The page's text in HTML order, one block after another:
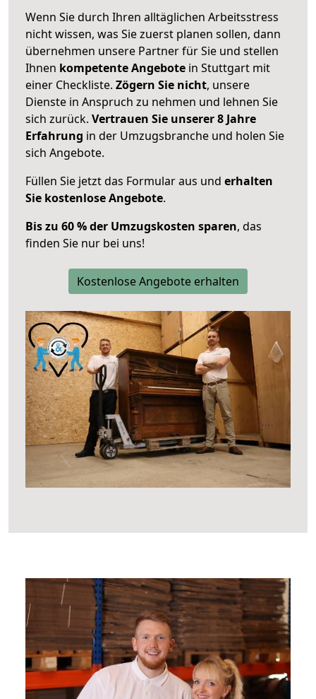
Wenn Sie durch Ihren alltäglichen Arbeitsstress
nicht wissen, was Sie zuerst planen sollen, dann
übernehmen unsere Partner für Sie und stellen
Ihnen kompetente Angebote in Stuttgart mit
einer Checkliste. Zögern Sie nicht, unsere
Dienste in Anspruch zu nehmen und lehnen Sie
sich zurück. Vertrauen Sie unserer 8 Jahre
Erfahrung in der Umzugsbranche und holen Sie
sich Angebote.
Füllen Sie jetzt das Formular aus und erhalten
Sie kostenlose Angebote.
Bis zu 60 % der Umzugskosten sparen, das
finden Sie nur bei uns!
Kostenlose Angebote erhalten